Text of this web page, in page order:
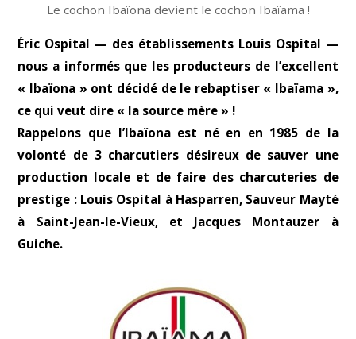
Le cochon Ibaïona devient le cochon Ibaïama !
Éric Ospital — des établissements Louis Ospital —
nous a informés que les producteurs de l’excellent
« Ibaïona » ont décidé de le rebaptiser « Ibaïama »,
ce qui veut dire « la source mère » !
Rappelons que l’Ibaïona est né en en 1985 de la
volonté de 3 charcutiers désireux de sauver une
production locale et de faire des charcuteries de
prestige : Louis Ospital à Hasparren, Sauveur Mayté
à Saint-Jean-le-Vieux, et Jacques Montauzer à
Guiche.